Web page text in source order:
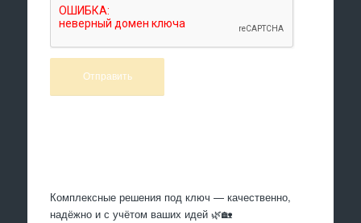
Комплексные решения под ключ — качественно,
надёжно и с учётом ваших идей 🌿🏡